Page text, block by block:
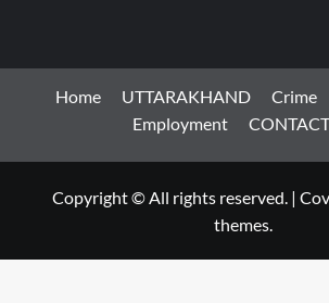
Home UTTARAKHAND Crime
Employment
Copyright © All rights reserved. |
themes.